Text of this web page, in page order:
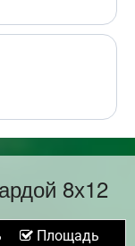
8х12
Площадь